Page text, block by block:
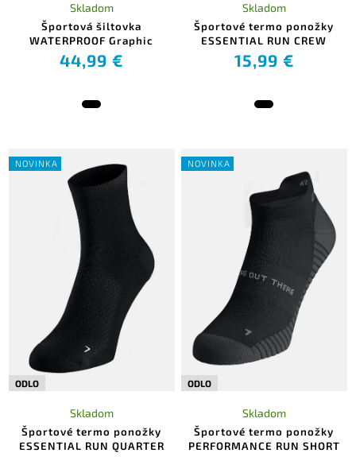
Športová šiltovka
WATERPROOF Graphic
Skladom
44,99 €
Športové termo ponožky
ESSENTIAL RUN CREW
Skladom
15,99 €
NOVINKA
ODLO
Športové termo ponožky
ESSENTIAL RUN QUARTER
Skladom
NOVINKA
ODLO
Športové termo ponožky
PERFORMANCE RUN SHORT
Skladom